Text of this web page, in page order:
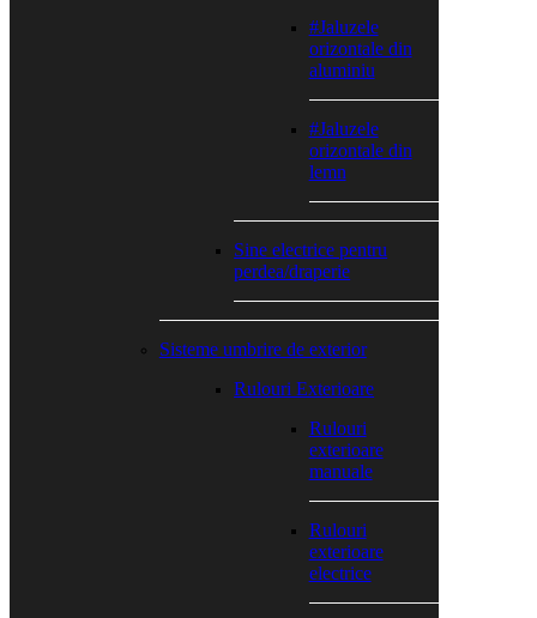
#Jaluzele
orizontale din
aluminiu
#Jaluzele
orizontale din
lemn
Sine electrice pentru
perdea/draperie
Sisteme umbrire de exterior
Rulouri Exterioare
Rulouri
exterioare
manuale
Rulouri
exterioare
electrice